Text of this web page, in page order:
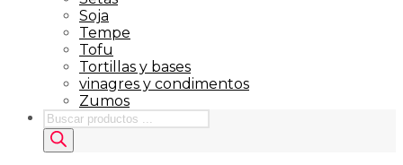
Soja
Tempe
Tofu
Tortillas y bases
vinagres y condimentos
Zumos
Búsqueda
de
productos